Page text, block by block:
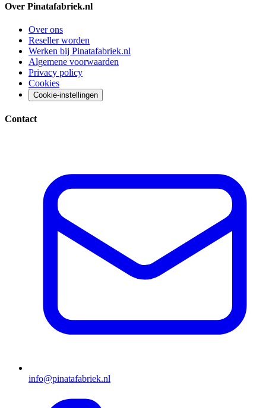
Over Pinatafabriek.nl
Over ons
Reseller worden
Werken bij Pinatafabriek.nl
Algemene voorwaarden
Privacy policy
Cookies
Cookie-instellingen
Contact
info@pinatafabriek.nl